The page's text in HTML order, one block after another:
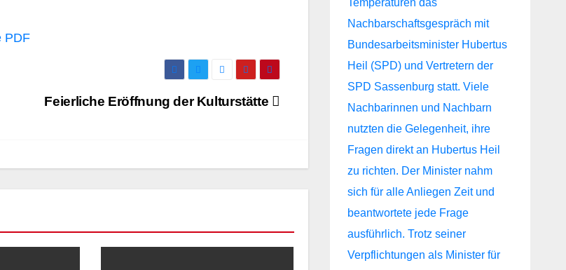
Feierliche Eröffnung der Kulturstätte